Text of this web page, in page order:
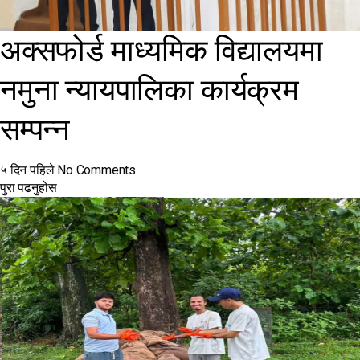
अक्सफोर्ड माध्यमिक विद्यालयमा
नमुना न्यायपालिका कार्यक्रम
सम्पन्न
५ दिन पहिले No Comments
पुरा पढनुहोस